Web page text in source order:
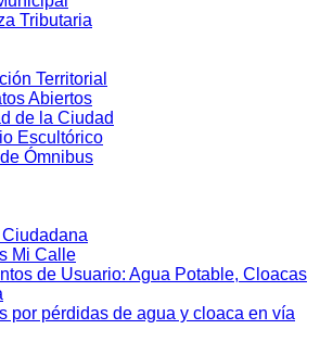
Tributaria
Territorial
Abiertos
de la Ciudad
Escultórico
Ómnibus
Mi Calle
de Usuario: Agua Potable, Cloacas
por pérdidas de agua y cloaca en vía